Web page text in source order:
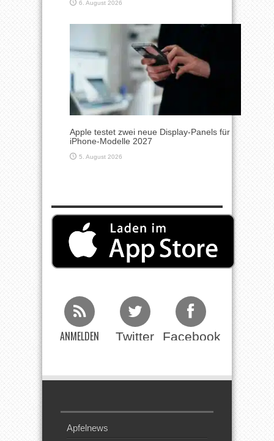
6. August 2026
Apple testet zwei neue Display-Panels für
iPhone-Modelle 2027
5. August 2026
ANMELDEN Twitter Facebook
Apfelnews